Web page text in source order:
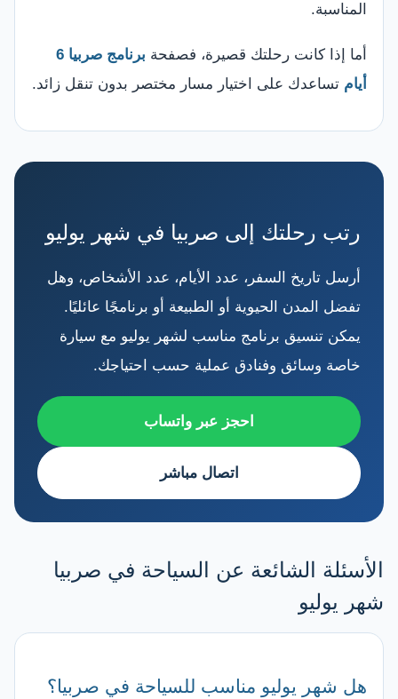
المناسبة.
أما إذا كانت رحلتك قصيرة، فصفحة
برنامج صربيا 6
أيام تساعدك على اختيار مسار مختصر بدون تنقل زائد.
رتب رحلتك إلى صربيا في شهر يوليو
أرسل تاريخ السفر، عدد الأيام، عدد الأشخاص، وهل
تفضل المدن الحيوية أو الطبيعة أو برنامجًا عائليًا.
يمكن تنسيق برنامج مناسب لشهر يوليو مع سيارة
خاصة وسائق وفنادق عملية حسب احتياجك.
احجز عبر واتساب
اتصال مباشر
الأسئلة الشائعة عن السياحة في صربيا
شهر يوليو
هل شهر يوليو مناسب للسياحة في صربيا؟